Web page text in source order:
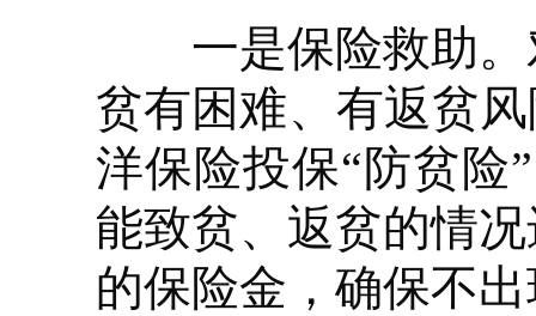
一是保险救助。
贫有困难、有返贫
洋保险投保“防贫险
能致贫、返贫的情
的保险金，确保不